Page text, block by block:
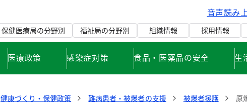
音声読み
保健医療局の分野別 福祉局の分野別 組織情報 採用情報
医療政策 感染症対策 食品・医薬品の安全 生
健康づくり・保健政策 難病患者・被爆者の支援 被爆者援護 原